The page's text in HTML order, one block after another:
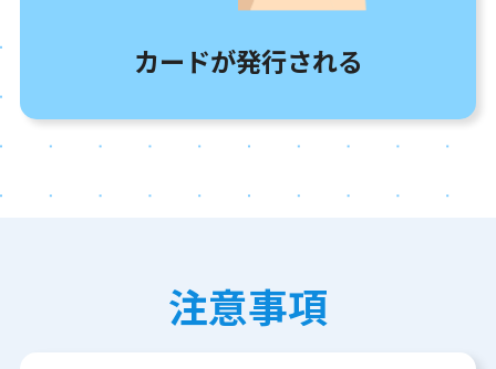
カードが発行される
注意事項